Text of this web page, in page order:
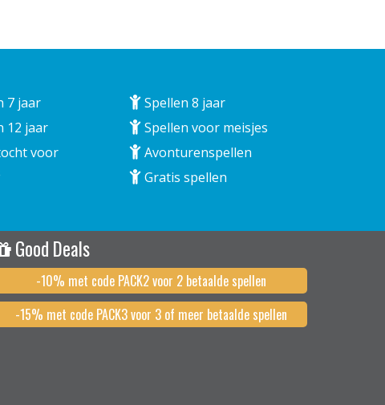
7 jaar
Spellen 8 jaar
12 jaar
Spellen voor meisjes
voor
Avonturenspellen
Gratis spellen
Good Deals
-10% met code PACK2 voor 2 betaalde spellen
-15% met code PACK3 voor 3 of meer betaalde spellen